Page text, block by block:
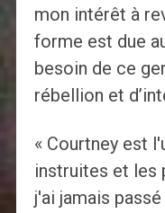
mon intérêt à
forme est due
besoin de ce
rébellion et
« Courtney est
instruites et les
j'ai jamais